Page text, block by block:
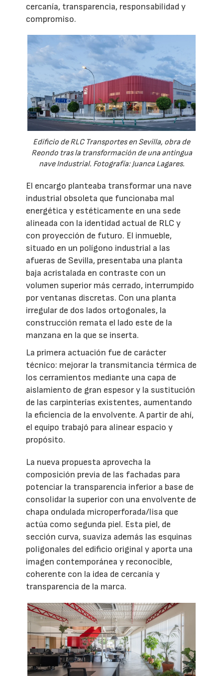
cercanía, transparencia, responsabilidad y
compromiso.
Edificio de RLC Transportes en Sevilla, obra de
Reondo tras la transformación de una antingua
nave Industrial. Fotografía: Juanca Lagares.
El encargo planteaba transformar una nave
industrial obsoleta que funcionaba mal
energética y estéticamente en una sede
alineada con la identidad actual de RLC y
con proyección de futuro. El inmueble,
situado en un polígono industrial a las
afueras de Sevilla, presentaba una planta
baja acristalada en contraste con un
volumen superior más cerrado, interrumpido
por ventanas discretas. Con una planta
irregular de dos lados ortogonales, la
construcción remata el lado este de la
manzana en la que se inserta.
La primera actuación fue de carácter
técnico: mejorar la transmitancia térmica de
los cerramientos mediante una capa de
aislamiento de gran espesor y la sustitución
de las carpinterías existentes, aumentando
la eficiencia de la envolvente. A partir de ahí,
el equipo trabajó para alinear espacio y
propósito.
La nueva propuesta aprovecha la
composición previa de las fachadas para
potenciar la transparencia inferior a base de
consolidar la superior con una envolvente de
chapa ondulada microperforada/lisa que
actúa como segunda piel. Esta piel, de
sección curva, suaviza además las esquinas
poligonales del edificio original y aporta una
imagen contemporánea y reconocible,
coherente con la idea de cercanía y
transparencia de la marca.